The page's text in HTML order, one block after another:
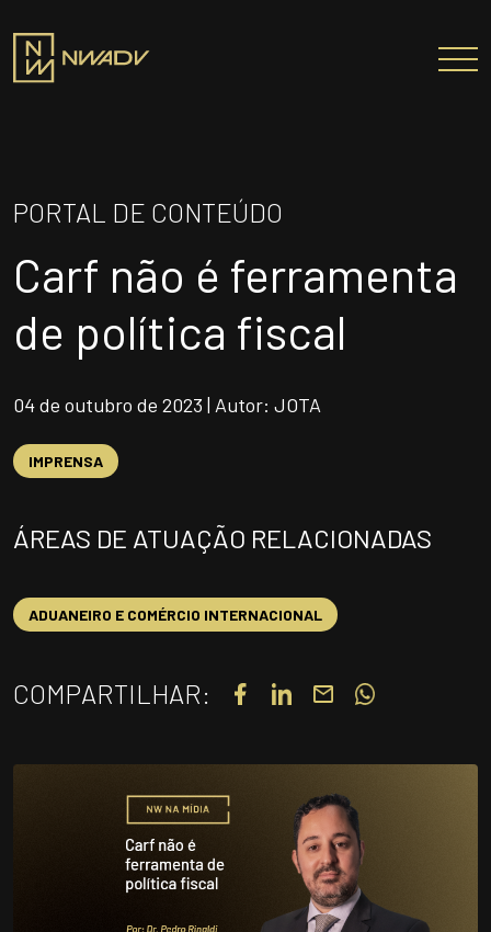
Entregas e Soluções
Pensamento Inovador
PROFISSIONAIS
ATUAÇÃO INTERNACIONAL
OPORTUNIDADES/CARREIRA
PORTAL DE CONTEÚDO
PRIVACIDADE
Siga-nos
| A Alto contraste
PORTAL DE CONTEÚDO
Carf não é ferramenta
de política fiscal
04 de outubro de 2023 | Autor: JOTA
IMPRENSA
ÁREAS DE ATUAÇÃO RELACIONADAS
ADUANEIRO E COMÉRCIO INTERNACIONAL
COMPARTILHAR: